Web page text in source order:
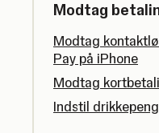
Modtag
Modtag
Pay på iPhone
Modtag
Indstil